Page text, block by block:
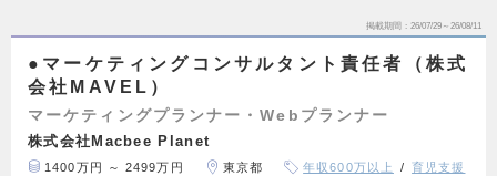
掲載期間 26/07/29～26/08/11
●マーケティングコンサルタント責任者（株式
会社MAVEL）
マーケティングプランナー・Webプランナー
株式会社Macbee Planet
1400万円 ～ 2499万円 東京都 年収600万以上
育児支援